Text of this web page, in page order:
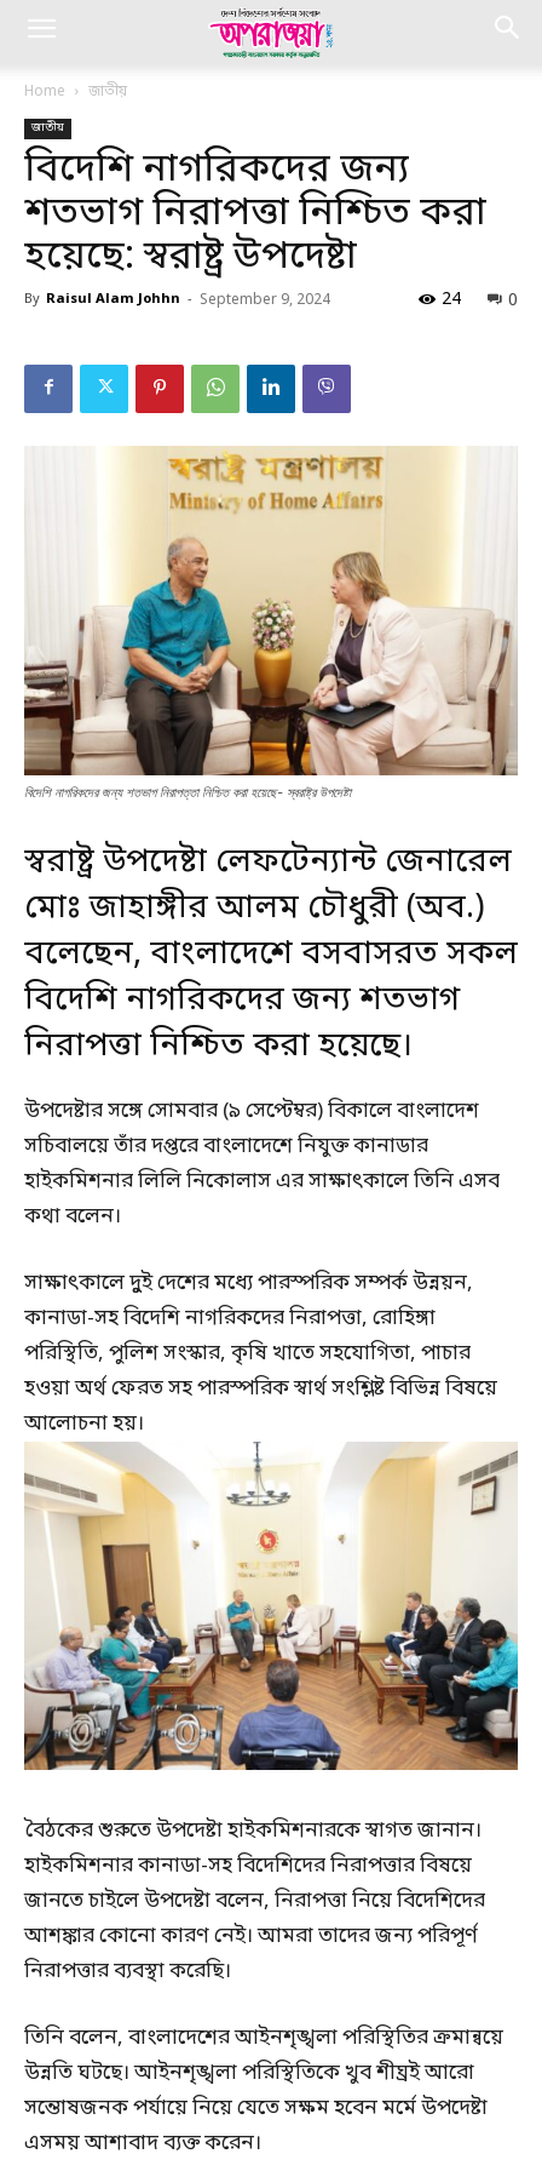
Home জাতীয়
জাতীয়
বিদেশি নাগরিকদের জন্য
শতভাগ নিরাপত্তা নিশ্চিত করা
হয়েছে: স্বরাষ্ট্র উপদেষ্টা
By Raisul Alam Johhn - September 9, 2024 0
24
বিদেশি নাগরিকদের জন্য শতভাগ নিরাপত্তা নিশ্চিত করা হয়েছে- স্বরাষ্ট্র উপদেষ্টা
স্বরাষ্ট্র উপদেষ্টা লেফটেন্যান্ট জেনারেল
মোঃ জাহাঙ্গীর আলম চৌধুরী (অব.)
বলেছেন, বাংলাদেশে বসবাসরত সকল
বিদেশি নাগরিকদের জন্য শতভাগ
নিরাপত্তা নিশ্চিত করা হয়েছে।
উপদেষ্টার সঙ্গে সোমবার (৯ সেপ্টেম্বর) বিকালে বাংলাদেশ
সচিবালয়ে তাঁর দপ্তরে বাংলাদেশে নিযুক্ত কানাডার
হাইকমিশনার লিলি নিকোলাস এর সাক্ষাৎকালে তিনি এসব
কথা বলেন।
সাক্ষাৎকালে দুুই দেশের মধ্যে পারস্পরিক সম্পর্ক উন্নয়ন,
কানাডা-সহ বিদেশি নাগরিকদের নিরাপত্তা, রোহিঙ্গা
পরিস্থিতি, পুলিশ সংস্কার, কৃষি খাতে সহযোগিতা, পাচার
হওয়া অর্থ ফেরত সহ পারস্পরিক স্বার্থ সংশ্লিষ্ট বিভিন্ন বিষয়ে
আলোচনা হয়।
বৈঠকের শুরুতে উপদেষ্টা হাইকমিশনারকে স্বাগত জানান।
হাইকমিশনার কানাডা-সহ বিদেশিদের নিরাপত্তার বিষয়ে
জানতে চাইলে উপদেষ্টা বলেন, নিরাপত্তা নিয়ে বিদেশিদের
আশঙ্কার কোনো কারণ নেই। আমরা তাদের জন্য পরিপূর্ণ
নিরাপত্তার ব্যবস্থা করেছি।
তিনি বলেন, বাংলাদেশের আইনশৃঙ্খলা পরিস্থিতির ক্রমান্বয়ে
উন্নতি ঘটছে। আইনশৃঙ্খলা পরিস্থিতিকে খুব শীঘ্রই আরো
সন্তোষজনক পর্যায়ে নিয়ে যেতে সক্ষম হবেন মর্মে উপদেষ্টা
এসময় আশাবাদ ব্যক্ত করেন।